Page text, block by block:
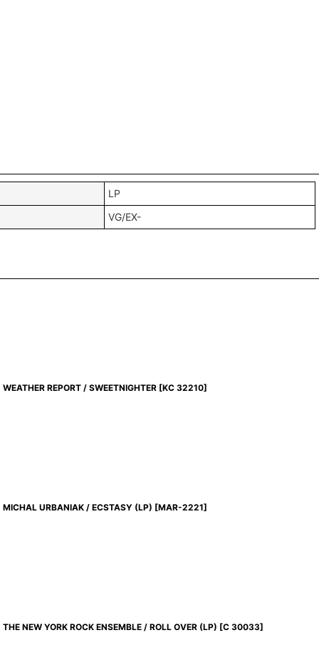
LP
VG/EX-
WEATHER REPORT / SWEETNIGHTER [KC 32210]
MICHAL URBANIAK / ECSTASY (LP) [MAR-2221]
THE NEW YORK ROCK ENSEMBLE / ROLL OVER (LP) [C 30033]